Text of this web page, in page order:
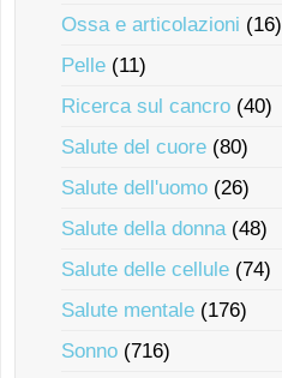
Ossa e articolazioni (16)
Pelle (11)
Ricerca sul cancro (40)
Salute del cuore (80)
Salute dell'uomo (26)
Salute della donna(48)
Salute delle cellule (74)
Salute mentale (176)
Sonno (716)